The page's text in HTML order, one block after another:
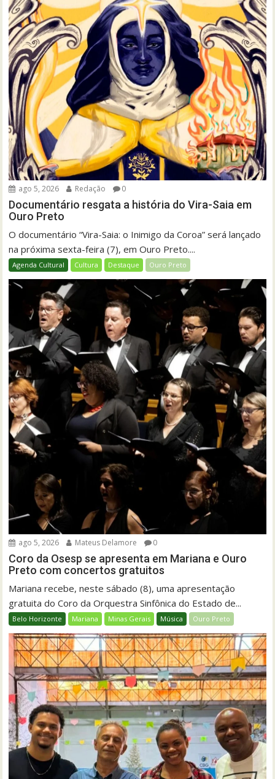
ago 5, 2026 Redação 0
Documentário resgata a história do Vira-Saia em
Ouro Preto
O documentário “Vira-Saia: o Inimigo da Coroa” será lançado
na próxima sexta-feira (7), em Ouro Preto....
Agenda Cultural Cultura Destaque Ouro Preto
ago 5, 2026 Mateus Delamore 0
Coro da Osesp se apresenta em Mariana e Ouro
Preto com concertos gratuitos
Mariana recebe, neste sábado (8), uma apresentação
gratuita do Coro da Orquestra Sinfônica do Estado de...
Belo Horizonte Mariana Minas Gerais Música Ouro Preto